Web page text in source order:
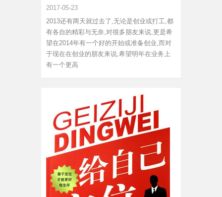
2017-05-23
2013还有两天就过去了,无论是创业或打工,都
有各自的精彩与无奈,对很多朋友来说,更是希
望在2014年有一个好的开始或准备创业,而对
于现在在创业的朋友来说,希望明年在业务上
有一个更高